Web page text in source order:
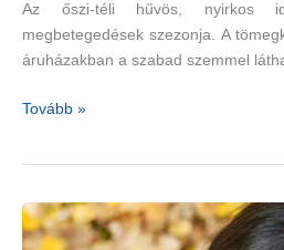
Az őszi-téli hűvös, nyirkos
megbetegedések szezonja. A
áruházakban a szabad szemmel
Bacilusok,
van
megoldás!
Tovább »